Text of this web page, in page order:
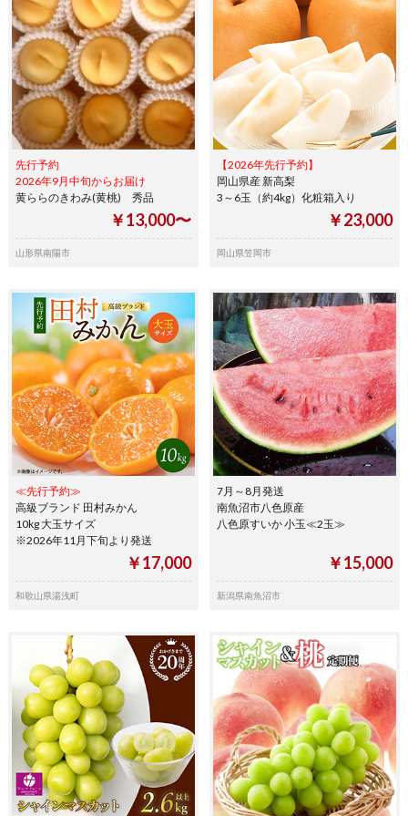
先行予約
2026年9月中旬からお届け
黄ららのきわみ(黄桃) 秀品
￥13,000〜
山形県南陽市
【2026年先行予約】
岡山県産 新高梨
3～6玉（約4kg）化粧箱入り
￥23,000
岡山県笠岡市
≪先行予約≫
高級ブランド 田村みかん
10kg 大玉サイズ
※2026年11月下旬より発送
￥17,000
和歌山県湯浅町
7月～8月発送
南魚沼市八色原産
八色原すいか 小玉≪2玉≫
￥15,000
新潟県南魚沼市